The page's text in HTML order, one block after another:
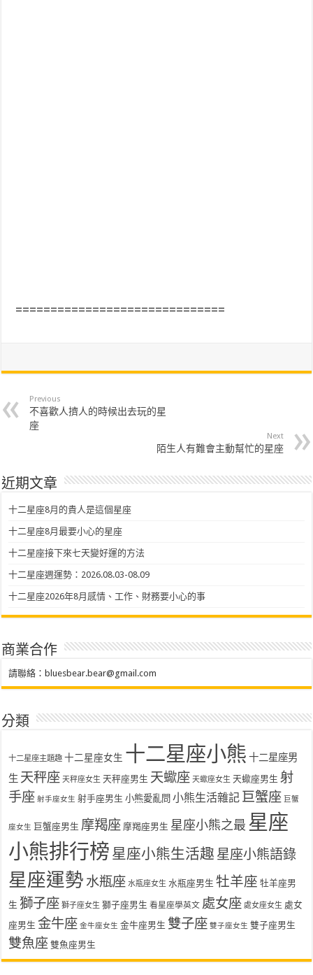
==============================
Previous
不喜歡人擠人的時候出去玩的星
座
Next
陌生人有難會主動幫忙的星座
近期文章
十二星座8月的貴人是這個星座
十二星座8月最要小心的星座
十二星座接下來七天變好運的方法
十二星座週運勢：2026.08.03-08.09
十二星座2026年8月感情、工作、財務要小心的事
商業合作
請聯絡：bluesbear.bear@gmail.com
分類
十二星座主題趣 十二星座女生 十二星座小熊 十二星座男
生 天秤座 天秤座女生 天秤座男生 天蠍座 天蠍座女生 天蠍座男生 射
手座 射手座女生 射手座男生 小熊愛亂問 小熊生活雜記 巨蟹座 巨蟹
座女生 巨蟹座男生 摩羯座 摩羯座男生 星座小熊之最 星座
小熊排行榜 星座小熊生活趣 星座小熊語錄
星座運勢 水瓶座 水瓶座女生 水瓶座男生 牡羊座 牡羊座男
生 獅子座 獅子座女生 獅子座男生 看星座學英文 處女座 處女座女生 處女
座男生 金牛座 金牛座女生 金牛座男生 雙子座 雙子座女生 雙子座男生
雙魚座 雙魚座男生